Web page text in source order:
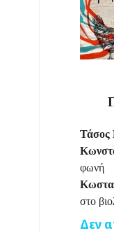
Τάσος
φωνή
στο
Δεν